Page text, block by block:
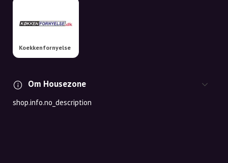
Koekkenfornyelse
Om Housezone
shop.info.no_description